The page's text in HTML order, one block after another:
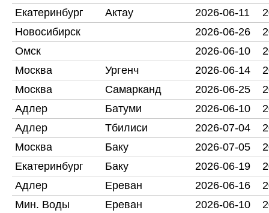
Екатеринбург
Актау 2026-06-11
Новосибирск
2026-06-26
Омск
2026-06-10
Москва
Ургенч 2026-06-14
Москва
Самарканд 2026-06-25
Адлер
Батуми 2026-06-10
Адлер
Тбилиси 2026-07-04
Москва
Баку 2026-07-05
Екатеринбург
Баку 2026-06-19
Адлер
Ереван 2026-06-16
Мин. Воды
Ереван 2026-06-10